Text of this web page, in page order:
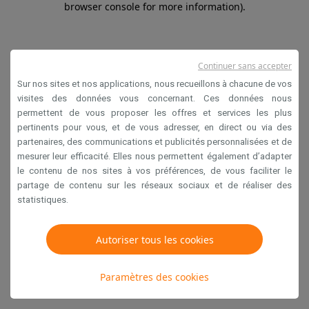
browser console for more information).
Sur nos sites et nos applications, nous recueillons à chacune de vos
visites des données vous concernant. Ces données nous
permettent de vous proposer les offres et services les plus
pertinents pour vous, et de vous adresser, en direct ou via des
partenaires, des communications et publicités personnalisées et de
mesurer leur efficacité. Elles nous permettent également d’adapter
le contenu de nos sites à vos préférences, de vous faciliter le
partage de contenu sur les réseaux sociaux et de réaliser des
statistiques.
Autoriser tous les cookies
Paramètres des cookies
Continuer sans accepter